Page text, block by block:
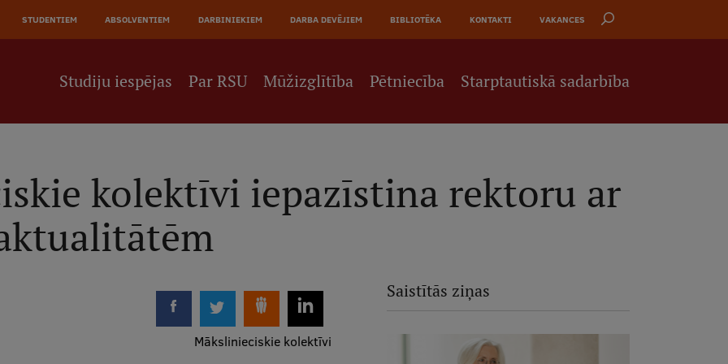
STUDENTIEM ABSOLVENTIEM DARBINIEKIEM DARBA DEVĒJIEM BIBLIOTĒKA KONTAKTI VAKANCES
Studiju iespējas Par RSU Mūžizglītība Pētniecība Starptautiskā sadarbība
kolektīvi iepazīstina rektoru ar
Mākslinieciskie kolektīvi
Saistītās ziņas